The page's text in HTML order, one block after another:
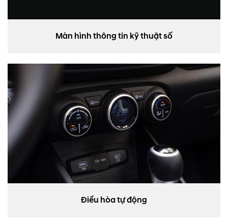
Màn hình thông tin kỹ thuật số
Điều hòa tự động